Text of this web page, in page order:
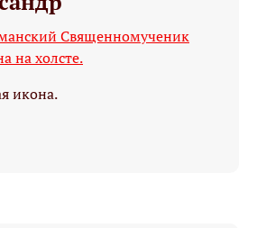
Священномученик
на холсте.
икона.